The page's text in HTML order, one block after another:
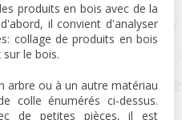
produits en bois avec de la
il convient d'analyser
collage de produits en bois
le bois.
arbre ou à un autre matériau
colle énumérés ci-dessus.
de petites pièces, il est